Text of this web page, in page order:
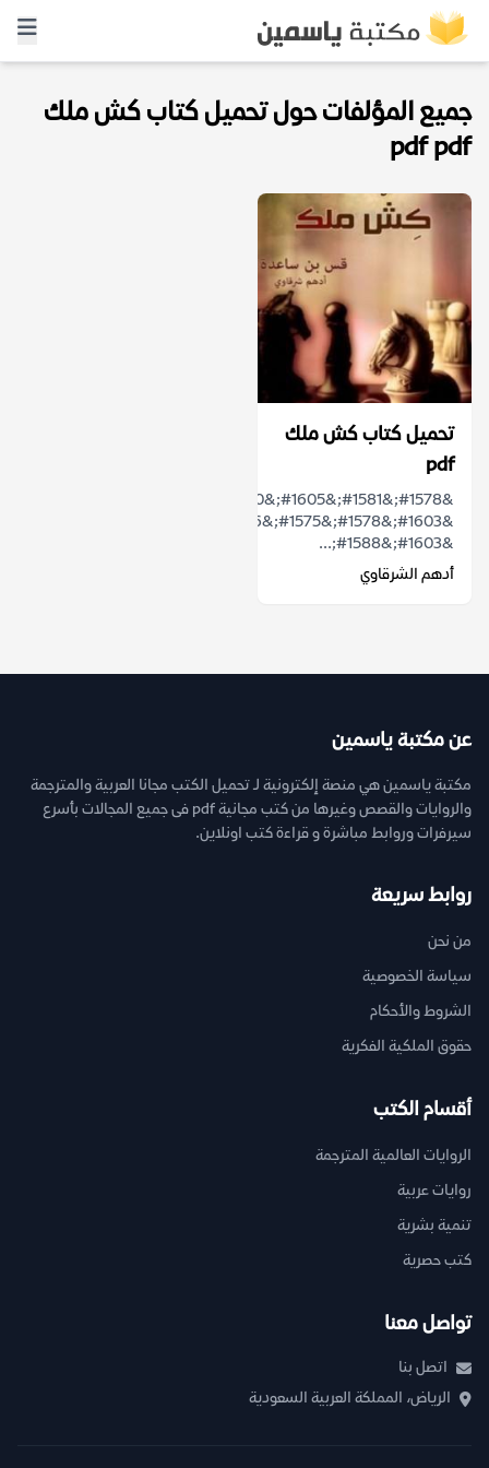
جميع المؤلفات حول تحميل كتاب كش ملك
pdf pdf
تحميل كتاب كش ملك
pdf
&#1603;&#1588;...
أدهم الشرقاوي
عن مكتبة ياسمين
مكتبة ياسمين هي منصة إلكترونية لـ تحميل الكتب مجانا العربية والمترجمة
والروايات والقصص وغيرها من كتب مجانية pdf فى جميع المجالات بأسرع
سيرفرات وروابط مباشرة و قراءة كتب اونلاين.
روابط سريعة
من نحن
سياسة الخصوصية
الشروط والأحكام
حقوق الملكية الفكرية
أقسام الكتب
الروايات العالمية المترجمة
روايات عربية
تنمية بشرية
كتب حصرية
تواصل معنا
اتصل بنا
الرياض، المملكة العربية السعودية